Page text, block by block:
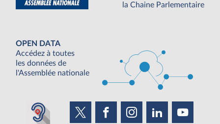
la Chaine Parlementaire
OPEN DATA
Accédez à toutes
les données de
l'Assemblée nationale